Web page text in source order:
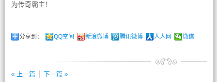
为传奇霸主！
分享到： QQ空间 新浪微博 腾讯微博 人人网 微信
« 上一篇
下一篇 »